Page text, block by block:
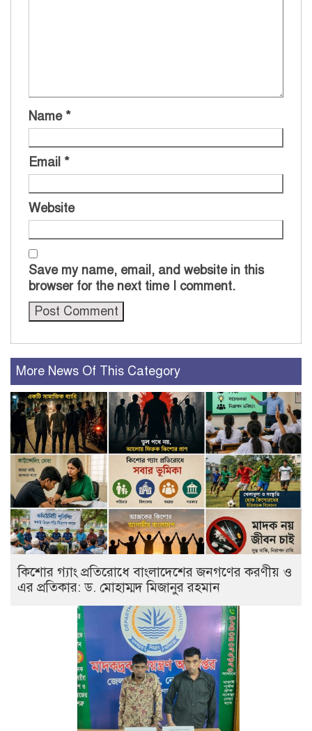
Name *
Email *
Website
Save my name, email, and website in this
browser for the next time I comment.
More News Of This Category
কিশোর গ্যাং প্রতিরোধে বাংলাদেশের জনগণের করণীয় ও
এর প্রতিকার: ড. মোহাম্মদ মিজানুর রহমান